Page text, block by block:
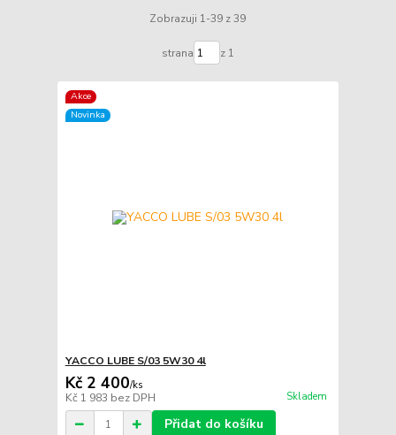
Zobrazuji 1-39 z 39
strana z 1
Akce
Novinka
YACCO LUBE S/03 5W30 4l
Kč 2 400/ks
Kč 1 983 bez DPH Skladem
Přidat do košíku